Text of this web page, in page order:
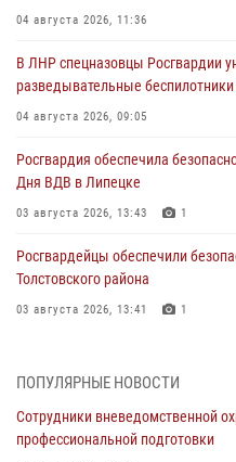
04 августа 2026, 11:36
В ЛНР спецназовцы Росгвардии
разведывательные
04 августа 2026, 09:05
Росгвардия обеспечила
Дня ВДВ в Липецке
03 августа 2026, 13:43 1
Росгвардейцы обеспечили
Толстовского района
03 августа 2026, 13:41 1
(видео)
Росгвардия обеспечила охрану
ПОПУЛЯРНЫЕ НОВОСТИ
Сотрудники вневедомственной
профессиональной подготовки